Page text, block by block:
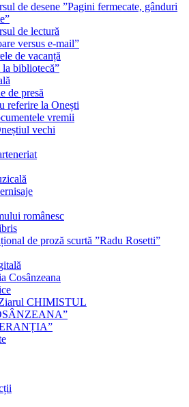
de desene ”Pagini fermecate, gânduri
de lectură
versus e-mail”
de vacanță
bibliotecă”
de presă
referire la Onești
vremii
vechi
românesc
de proză scurtă ”Radu Rosetti”
Cosânzeana
CHIMISTUL